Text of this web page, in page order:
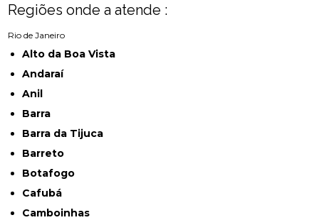
Regiões onde a atende :
Rio de Janeiro
Alto da Boa Vista
Andaraí
Anil
Barra
Barra da Tijuca
Barreto
Botafogo
Cafubá
Camboinhas